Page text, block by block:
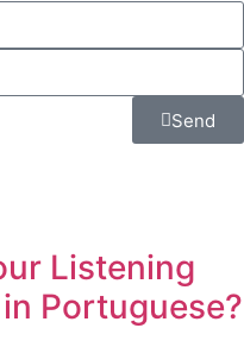
Send
Listening
Portuguese?